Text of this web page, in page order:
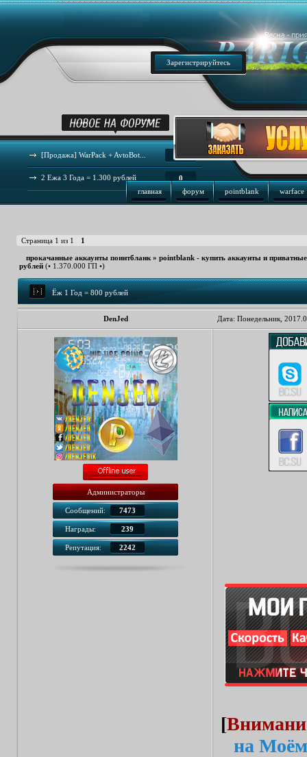
Зарегистрируйтесь
44
[Продажа] WarPack + AvtoBot...
0
2 Ежа 3 Года = 1.300 рублей
главная
форум pointblank warface
Страница 1 из 1 1
прокачанные аккаунты поинтбланк » pointblank - купить аккаунты и
рублей (• 1.370.000 ГП •)
Ёж 1 Год = 800 рублей
DenJed Дата: Понедельник,
Администраторы
Сообщений: 7473
Награды: 239
Репутация: 2242
[
на